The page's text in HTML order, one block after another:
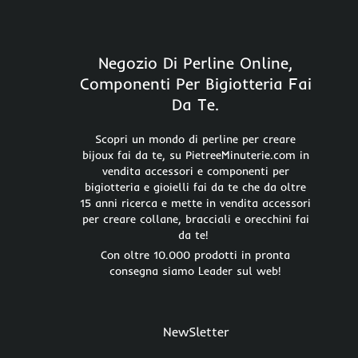
Negozio Di Perline Online,
Componenti Per Bigiotteria Fai
Da Te.
Scopri un mondo di perline per creare
bijoux fai da te, su PietreeMinuterie.com in
vendita accessori e componenti per
bigiotteria e gioielli fai da te che da oltre
15 anni ricerca e mette in vendita accessori
per creare collane, bracciali e orecchini fai
da te!
Con oltre 10.000 prodotti in pronta
consegna siamo Leader sul web!
NewSletter